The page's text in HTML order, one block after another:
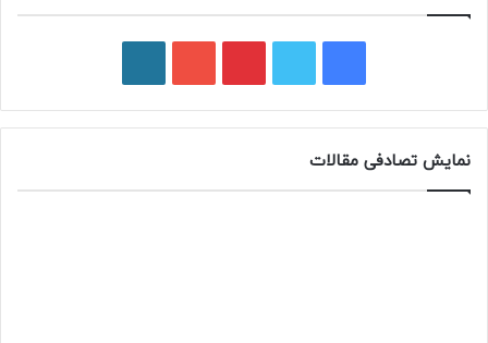
ی
س
ب
و
ی
ی
ت
و
ی
ر
پ
نمایش تصادفی مقالات